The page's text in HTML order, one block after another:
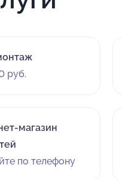
руб.
магазин
по телефону